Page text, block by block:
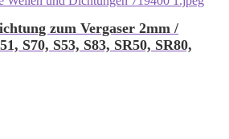
zum Vergaser 2mm /
S70, S53, S83, SR50, SR80,